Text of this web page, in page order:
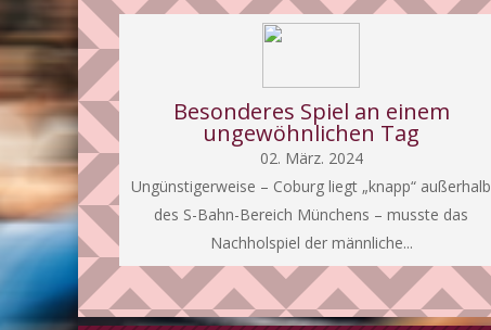
Besonderes Spiel an einem
ungewöhnlichen Tag
02. März. 2024
Ungünstigerweise – Coburg liegt „knapp“ außerhalb
des S-Bahn-Bereich Münchens – musste das
Nachholspiel der männliche...